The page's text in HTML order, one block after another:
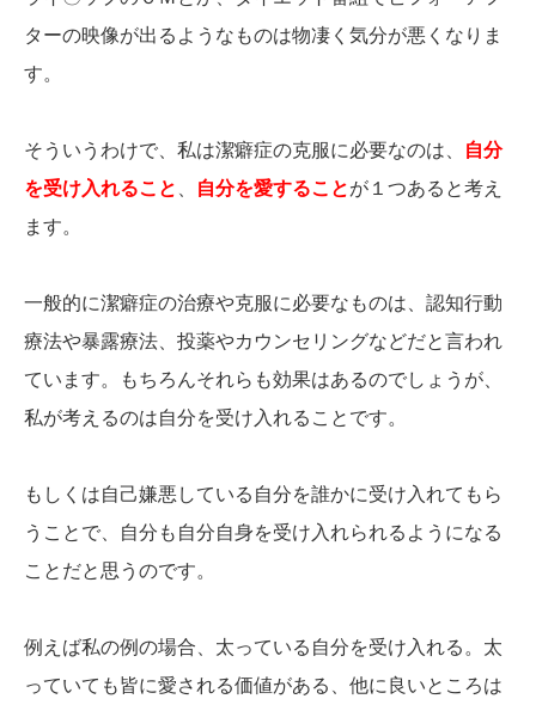
ターの映像が出るようなものは物凄く気分が悪くなりま
す。
そういうわけで、私は潔癖症の克服に必要なのは、
自分
を受け入れること
自分を愛することが１つあると考え
ます。
一般的に潔癖症の治療や克服に必要なものは、認知行動
療法や暴露療法、投薬やカウンセリングなどだと言われ
ています。もちろんそれらも効果はあるのでしょうが、
私が考えるのは自分を受け入れることです。
もしくは自己嫌悪している自分を誰かに受け入れてもら
うことで、自分も自分自身を受け入れられるようになる
ことだと思うのです。
例えば私の例の場合、太っている自分を受け入れる。太
っていても皆に愛される価値がある、他に良いところは